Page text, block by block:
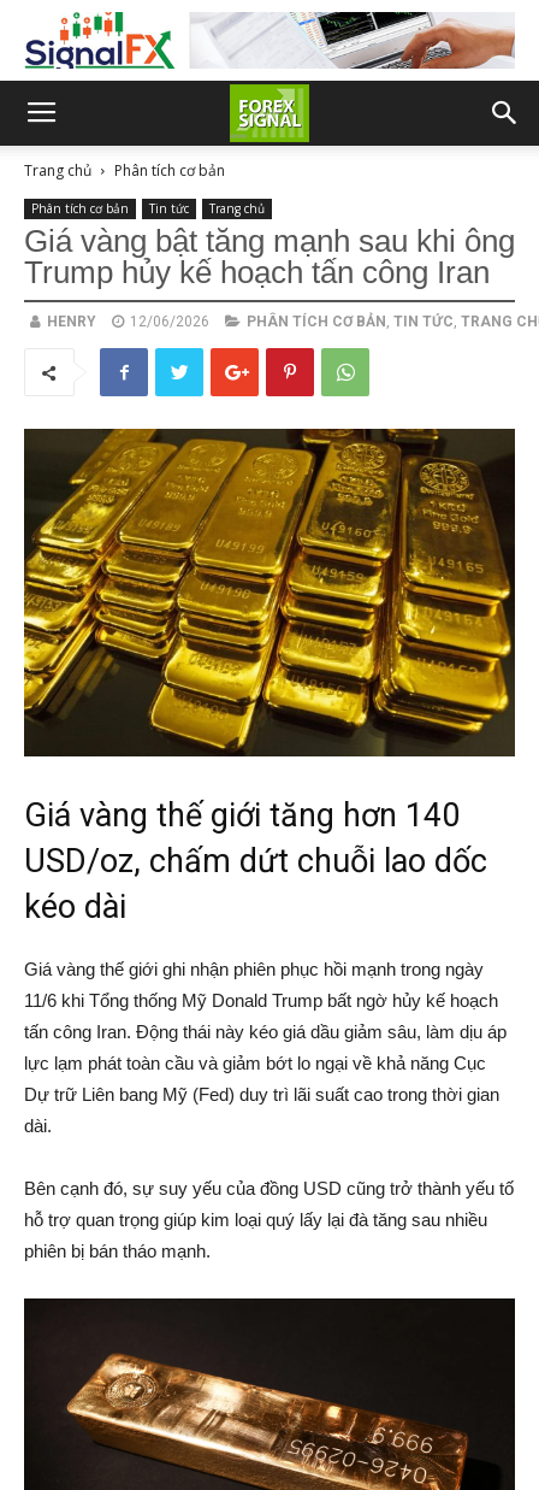
Trang chủ Phân tích cơ bản
Phân tích cơ bản Tin tức Trang chủ
Giá vàng bật tăng mạnh sau khi ông
Trump hủy kế hoạch tấn công Iran
HENRY 12/06/2026 PHÂN TÍCH CƠ BẢN , TIN TỨC, TRANG
Giá vàng thế giới tăng hơn 140
USD/oz, chấm dứt chuỗi lao dốc
kéo dài
Giá vàng thế giới ghi nhận phiên phục hồi mạnh trong ngày
11/6 khi Tổng thống Mỹ Donald Trump bất ngờ hủy kế hoạch
tấn công Iran. Động thái này kéo giá dầu giảm sâu, làm dịu áp
lực lạm phát toàn cầu và giảm bớt lo ngại về khả năng Cục
Dự trữ Liên bang Mỹ (Fed) duy trì lãi suất cao trong thời gian
dài.
Bên cạnh đó, sự suy yếu của đồng USD cũng trở thành yếu tố
hỗ trợ quan trọng giúp kim loại quý lấy lại đà tăng sau nhiều
phiên bị bán tháo mạnh.